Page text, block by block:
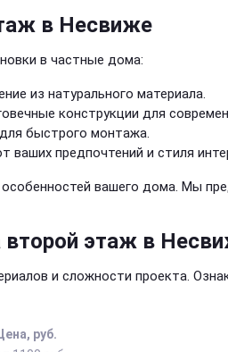
в Несвиже
в частные дома:
из натурального материала.
конструкции для
быстрого монтажа.
ваших предпочтений и стиля
вашего дома. Мы
второй этаж в
и сложности проекта.
руб.